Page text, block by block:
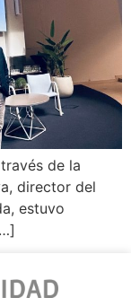
de la
director del
estuvo